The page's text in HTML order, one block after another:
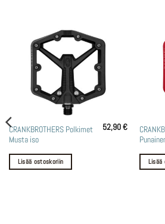
CRANKBROTHERS Polkimet
Musta iso
52,90€
Lisää ostoskoriin Lisää